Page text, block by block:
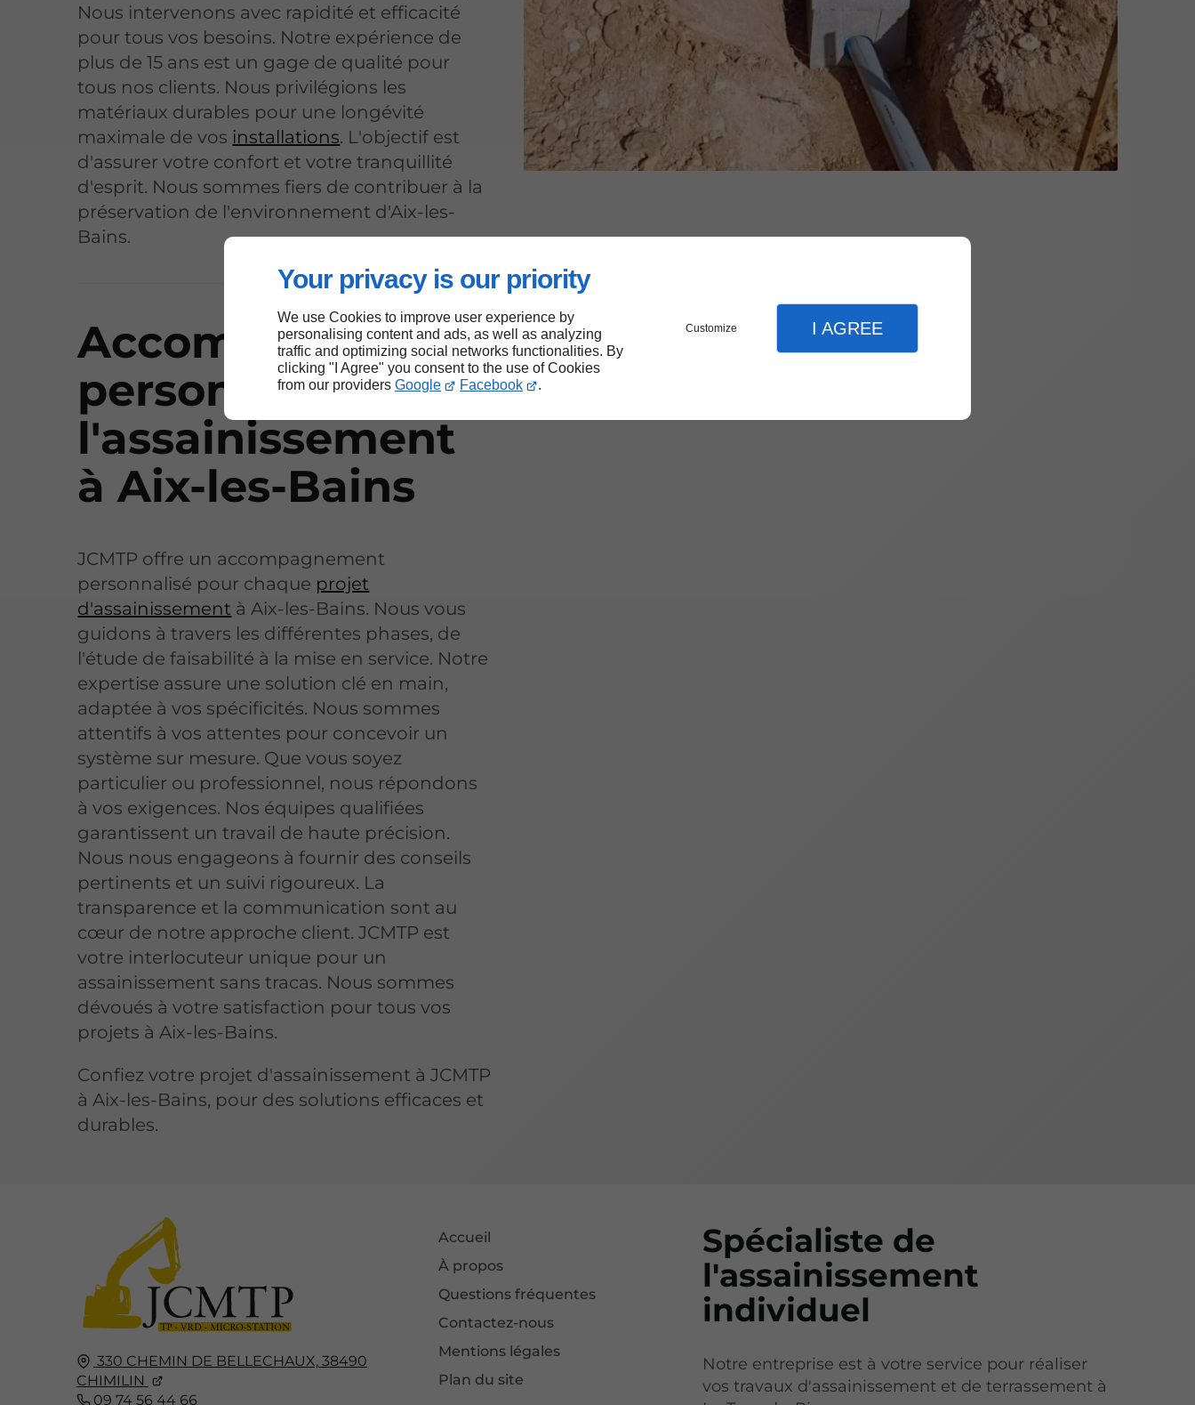
Your privacy is our priority
We use Cookies to improve user experience by
personalising content and ads, as well as analyzing
traffic and optimizing social networks functionalities. By
clicking "I Agree" you consent to the use of Cookies
from our providers Google Facebook .
Customize I AGREE
Nous intervenons avec rapidité et efficacité
pour tous vos besoins. Notre expérience de
plus de 15 ans est un gage de qualité pour
tous nos clients. Nous privilégions les
matériaux durables pour une longévité
maximale de vos installations. L'objectif est
d'assurer votre confort et votre tranquillité
d'esprit. Nous sommes fiers de contribuer à la
préservation de l'environnement d'Aix-les-
Bains.
Accompagnement
personnalisé pour
l'assainissement
à Aix-les-Bains
JCMTP offre un accompagnement
personnalisé pour chaque projet
d'assainissement à Aix-les-Bains. Nous vous
guidons à travers les différentes phases, de
l'étude de faisabilité à la mise en service. Notre
expertise assure une solution clé en main,
adaptée à vos spécificités. Nous sommes
attentifs à vos attentes pour concevoir un
système sur mesure. Que vous soyez
particulier ou professionnel, nous répondons
à vos exigences. Nos équipes qualifiées
garantissent un travail de haute précision.
Nous nous engageons à fournir des conseils
pertinents et un suivi rigoureux. La
transparence et la communication sont au
cœur de notre approche client. JCMTP est
votre interlocuteur unique pour un
assainissement sans tracas. Nous sommes
dévoués à votre satisfaction pour tous vos
projets à Aix-les-Bains.
Confiez votre projet d'assainissement à JCMTP
à Aix-les-Bains, pour des solutions efficaces et
durables.
330 CHEMIN DE BELLECHAUX, 38490
CHIMILIN
09 74 56 44 66
Accueil
À propos
Questions fréquentes
Contactez-nous
Mentions légales
Plan du site
Spécialiste de
l'assainissement
individuel
Notre entreprise est à votre service pour réaliser
vos travaux d'assainissement et de terrassement à